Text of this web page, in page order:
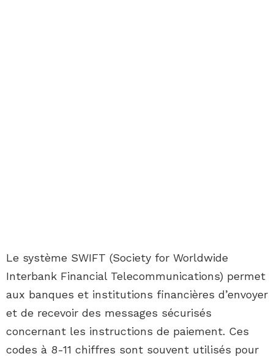
Le système SWIFT (Society for Worldwide
Interbank Financial Telecommunications) permet
aux banques et institutions financières d’envoyer
et de recevoir des messages sécurisés
concernant les instructions de paiement. Ces
codes à 8-11 chiffres sont souvent utilisés pour